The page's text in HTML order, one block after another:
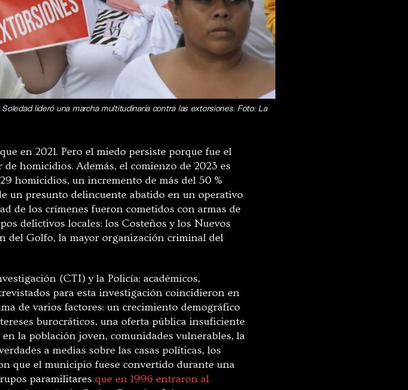
lideró una marcha multitudinaria contra las extorsiones. Foto: La
en 2021. Pero el miedo persiste porque fue el
homicidios. Además, el comienzo de 2023 es
homicidios, un incremento de más del 50 %
un presunto delincuente abatido en un operativo
de los crímenes fueron cometidos con armas de
delictivos locales: los Costeños y los Nuevos
del Golfo, la mayor organización criminal del
(CTI) y la Policía; académicos,
para esta investigación coincidieron en
de varios factores: un crecimiento demográfico
burocráticos, una oferta pública insuficiente
la población joven, comunidades vulnerables, la
a medias sobre las casas políticas, los
que el municipio fuese convertido durante una
paramilitares que en 1996 entraron al